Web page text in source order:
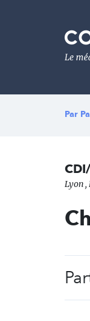
Le
de
Par
Lyon ,